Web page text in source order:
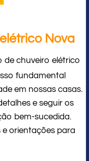
Nova
de chuveiro elétrico
fundamental
em nossas casas.
e seguir os
bem-sucedida.
orientações para